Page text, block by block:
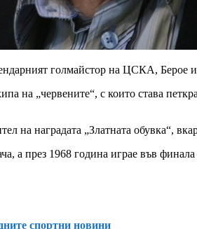
голмайстор на ЦСКА,
на „червените“, с които става
на наградата „Златната обувка“,
а през 1968 година играе във
спортни новини